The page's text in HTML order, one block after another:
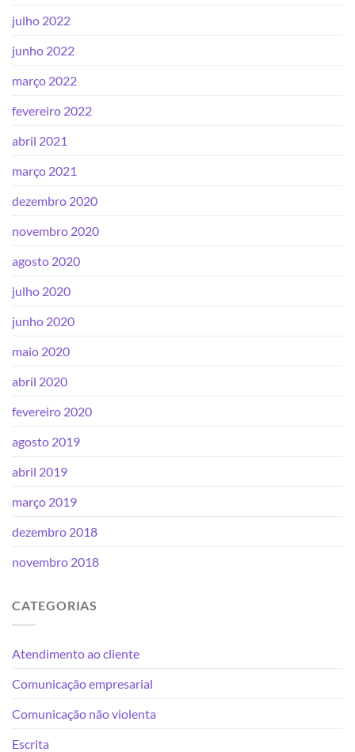
julho 2022
junho 2022
março 2022
fevereiro 2022
abril 2021
março 2021
dezembro 2020
novembro 2020
agosto 2020
julho 2020
junho 2020
maio 2020
abril 2020
fevereiro 2020
agosto 2019
abril 2019
março 2019
dezembro 2018
novembro 2018
CATEGORIAS
Atendimento ao cliente
Comunicação empresarial
Comunicação não violenta
Escrita